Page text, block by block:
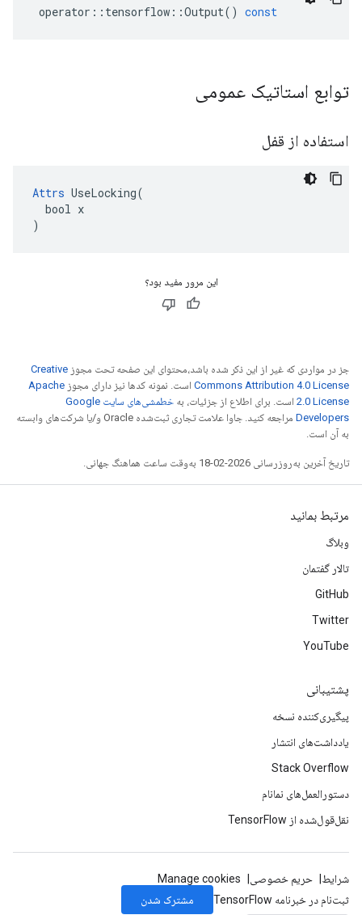
operator :: tensorflow ::Output() const
توابع استاتیک عمومی
استفاده از قفل
Attrs UseLocking(
  bool x
)
این مرور مفید بود؟
جز در مواردی که غیر از این ذکر شده باشد،‌محتوای این صفحه تحت مجوز Creative
Commons Attribution 4.0 License است. نمونه کدها نیز دارای مجوز Apache
2.0 License است. برای اطلاع از جزئیات، به
خطمشی‌های سایت Google
Developers‏
مراجعه کنید. جاوا علامت تجاری ثبت‌شده Oracle و/یا شرکت‌های وابسته
به آن است.
تاریخ آخرین به‌روزرسانی 2026-02-18 به‌وقت ساعت هماهنگ جهانی.
مرتبط بمانید
وبلاگ
تالار گفتمان
GitHub
Twitter
YouTube
پشتیبانی
پیگیری‌کننده نسخه
یادداشت‌های انتشار
Stack Overflow
دستورالعمل‌های نمانام
نقل‌قول‌شده از TensorFlow
شرایط حریم خصوصی
Manage cookies
ثبت‌نام در خبرنامه TensorFlow
مشترک شدن